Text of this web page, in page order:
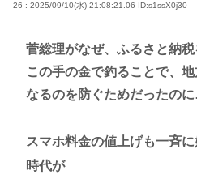
26 : 2025/09/10(水) 21:08:21.06 ID:s1ssX0j30
菅総理がなぜ、ふるさと納
この手の金で釣ることで、
なるのを防ぐためだったの
スマホ料金の値上げも一斉
時代が